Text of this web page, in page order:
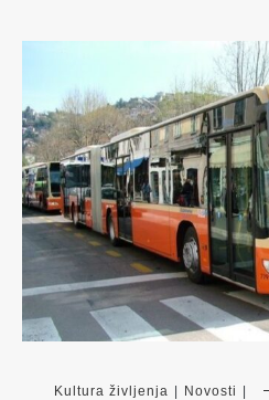
Kultura življenja | Novosti |